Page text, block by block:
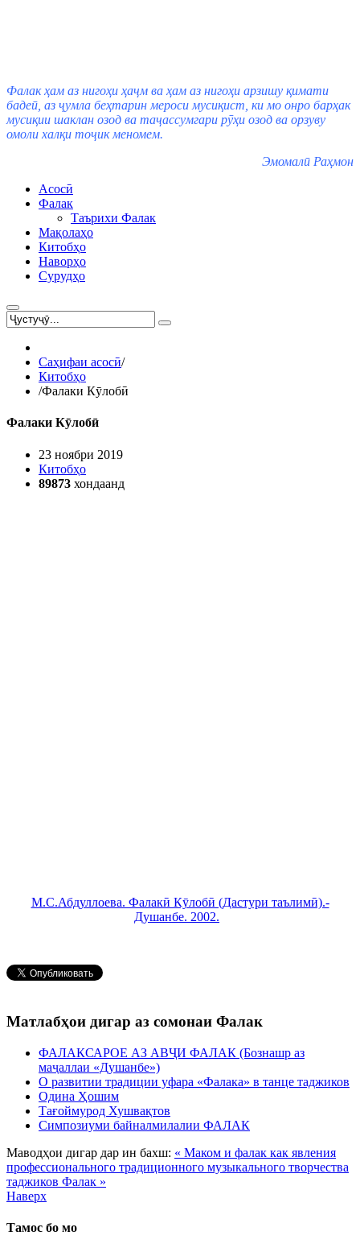
Фалак ҳам аз нигоҳи ҳаҷм ва ҳам аз нигоҳи арзишу қимати
бадеӣ, аз ҷумла беҳтарин мероси мусиқист, ки мо онро барҳак
мусиқии шаклан озод ва таҷассумгари рӯҳи озод ва орзуву
омоли халқи тоҷик меномем.
Эмомалӣ Раҳмон
Асосӣ
Фалак
Таърихи Фалак
Мақолаҳо
Китобҳо
Наворҳо
Сурудҳо
Саҳифаи асосӣ/
Китобҳо
/Фалаки Кӯлобӣ
Фалаки Кӯлобӣ
23 ноябри 2019
Китобҳо
89873 хондаанд
М.С.Абдуллоева. Фалакӣ Кӯлобӣ (Дастури таълимӣ).-
Душанбе. 2002.
Матлабҳои дигар аз сомонаи Фалак
ФАЛАКСАРОЕ АЗ АВҶИ ФАЛАК (Бознашр аз
маҷаллаи «Душанбе»)
О развитии традиции уфара «Фалака» в танце таджиков
Одина Ҳошим
Тағоймурод Хушвақтов
Симпозиуми байналмилалии ФАЛАК
Маводҳои дигар дар ин бахш: « Маком и фалак как явления
профессионального традиционного музыкального творчества
таджиков Фалак »
Наверх
Тамос бо мо